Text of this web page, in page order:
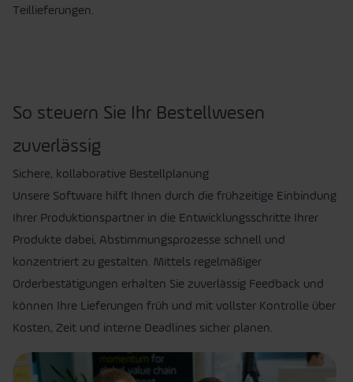
Teillieferungen.
So steuern Sie Ihr Bestellwesen
zuverlässig
Sichere, kollaborative Bestellplanung
Unsere Software hilft Ihnen durch die frühzeitige Einbindung
Ihrer Produktionspartner in die Entwicklungsschritte Ihrer
Produkte dabei, Abstimmungsprozesse schnell und
konzentriert zu gestalten. Mittels regelmäßiger
Orderbestätigungen erhalten Sie zuverlässig Feedback und
können Ihre Lieferungen früh und mit vollster Kontrolle über
Kosten, Zeit und interne Deadlines sicher planen.